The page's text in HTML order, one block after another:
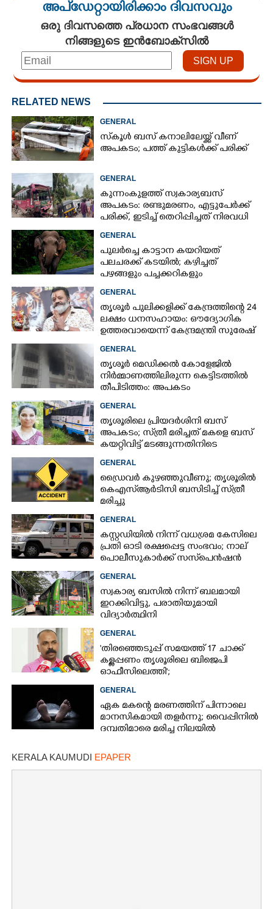
അപ്ഡേറ്റായിരിക്കാം ദിവസവും
ഒരു ദിവസത്തെ പ്രധാന സംഭവങ്ങൾ
നിങ്ങളുടെ ഇൻബോക്സിൽ
RELATED NEWS
GENERAL
സ്‌കൂൾ ബസ് കനാലിലേയ്ക്ക് വീണ്
അപകടം; പത്ത് കുട്ടികൾക്ക് പരിക്ക്
GENERAL
കുന്നംകുളത്ത് സ്വകാര്യബസ്
അപകടം: രണ്ടുമരണം, എട്ടുപേർക്ക്
പരിക്ക്, ഇടിച്ച് തെറിപ്പിച്ചത് നിരവധി
വാഹനങ്ങളെ
GENERAL
പുലർച്ചെ കാട്ടാന കയറിയത്
പലചരക്ക് കടയിൽ; കഴിച്ചത്
പഴങ്ങളും പച്ചക്കറികളും
GENERAL
തൃശൂർ പുലിക്കളിക്ക് കേന്ദ്രത്തിന്റെ 24
ലക്ഷം ധനസഹായം: ഔദ്യോഗിക
ഉത്തരവായെന്ന് കേന്ദ്രമന്ത്രി സുരേഷ്
ഗോപി
GENERAL
തൃശൂർ മെഡിക്കൽ കോളേജിൽ
നിർമ്മാണത്തിലിരുന്ന കെട്ടിടത്തിൽ
തീപിടിത്തം: അപകടം
മൂന്നാംനിലയിൽ
GENERAL
തൃശൂരിലെ പ്രിയദർശിനി ബസ്
അപകടം; സ്‌ത്രീ മരിച്ചത് മകളെ ബസ്
കയറ്റിവിട്ട് മടങ്ങുന്നതിനിടെ
GENERAL
ഡ്രൈവർ കുഴഞ്ഞുവീണു; തൃശൂരിൽ
കെഎസ്‌ആർടിസി ബസിടിച്ച് സ്‌ത്രീ
മരിച്ചു
GENERAL
കസ്റ്റഡിയിൽ നിന്ന് വധശ്രമ കേസിലെ
പ്രതി ഓടി രക്ഷപ്പെട്ട സംഭവം; നാല്
പൊലീസുകാർക്ക് സസ്‌പെൻഷൻ
GENERAL
സ്വകാര്യ ബസിൽ നിന്ന് ബലമായി
ഇറക്കിവിട്ടു, പരാതിയുമായി
വിദ്യാർത്ഥിനി
GENERAL
'തിരഞ്ഞെടുപ്പ് സമയത്ത് 17 ചാക്ക്
കള്ളപ്പണം തൃശൂരിലെ ബിജെപി
ഓഫീസിലെത്തി';
വെളിപ്പെടുത്തലുമായി മുൻ ഓഫീസ്
സെക്രട്ടറി
GENERAL
ഏക മകന്റെ മരണത്തിന് പിന്നാലെ
മാനസികമായി തളർന്നു; വൈപ്പിനിൽ
ദമ്പതിമാരെ മരിച്ച നിലയിൽ
KERALA KAUMUDI EPAPER